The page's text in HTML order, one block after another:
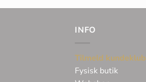
INFO
Tilmeld kundeklub
Fysisk butik